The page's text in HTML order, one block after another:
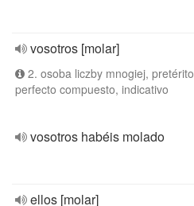
vosotros [molar]
2. osoba liczby mnogiej, pretérito
perfecto compuesto, indicativo
vosotros habéis molado
ellos [molar]